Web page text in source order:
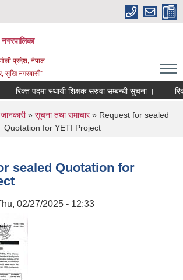
प्रदेश, नेपाल
सुखि नगरबासी''
रिक्त पदमा स्थायी शिक्षक सरुवा सम्बन्धी सुचना । रिक्त
» सूचना तथा समाचार» Request for sealed
Quotation for YETI Project
sealed Quotation for
02/27/2025 - 12:33